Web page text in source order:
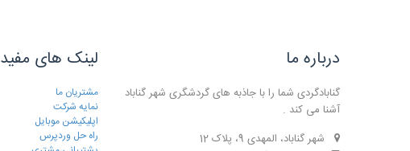
درباره ما
گنابادگردی شما را با جاذبه های گردشگری شهر گناباد
آشنا می کند .
شهر گناباد، المهدی 9، پلاک 12
لینک های مفید
مشتریان ما
نمایه شرکت
اپلیکیشن موبایل
راه حل وردپرس